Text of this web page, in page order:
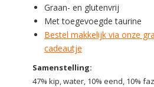
Graan- en glutenvrij
Met toegevoegde taurine
Bestel makkelijk via onze
cadeautje
Samenstelling:
47% kip, water, 10% eend, 10%